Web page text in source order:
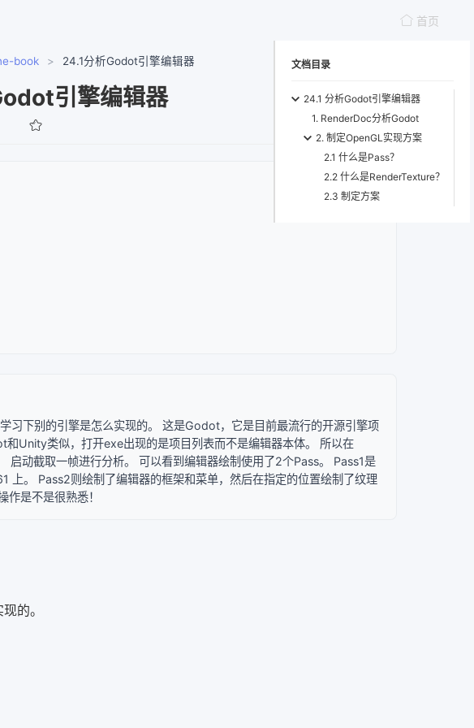
首页
book > 24.1分析Godot引擎编辑器
引擎编辑器
习下别的引擎是怎么实现的。 这是Godot，它是目前最流行的开源引擎项
Unity类似，打开exe出现的是项目列表而不是编辑器本体。 所以在
动截取一帧进行分析。 可以看到编辑器绘制使用了2个Pass。 Pass1是
上。 Pass2则绘制了编辑器的框架和菜单，然后在指定的位置绘制了纹理
是不是很熟悉！
的。
文档目录
24.1 分析Godot引擎编辑器
1. RenderDoc分析Godot
2. 制定OpenGL实现方案
2.1 什么是Pass？
2.2 什么是RenderTexture？
2.3 制定方案